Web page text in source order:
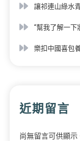
讓祁連山綠水
“幫我了解一下
樂扣中國喜包
近期留言
尚無留言可供顯示